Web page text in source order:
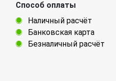
Способ оплаты
Наличный расчёт
Банковская карта
Безналичный расчёт